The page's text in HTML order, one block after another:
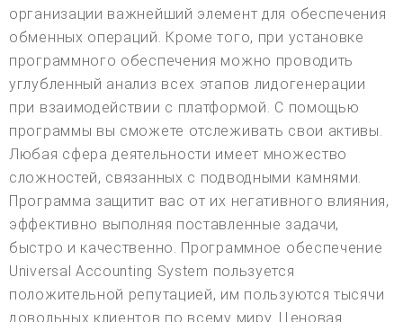
организации важнейший элемент для обеспечения
обменных операций. Кроме того, при установке
программного обеспечения можно проводить
углубленный анализ всех этапов лидогенерации
при взаимодействии с платформой. С помощью
программы вы сможете отслеживать свои активы.
Любая сфера деятельности имеет множество
сложностей, связанных с подводными камнями.
Программа защитит вас от их негативного влияния,
эффективно выполняя поставленные задачи,
быстро и качественно. Программное обеспечение
Universal Accounting System пользуется
положительной репутацией, им пользуются тысячи
довольных клиентов по всему миру. Ценовая